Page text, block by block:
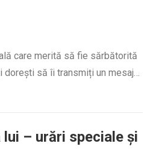
care merită să fie sărbătorită
dorești să îi transmiți un mesaj…
– urări speciale și